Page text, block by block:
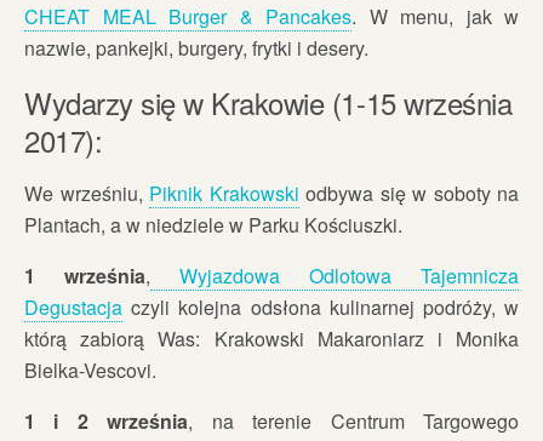
CHEAT MEAL Burger & Pancakes. W menu, jak w
nazwie, pankejki, burgery, frytki i desery.
Wydarzy się w Krakowie (1-15 września
2017):
We wrześniu, Piknik Krakowski odbywa się w soboty na
Plantach, a w niedziele w Parku Kościuszki.
1 września, Wyjazdowa Odlotowa Tajemnicza
Degustacja czyli kolejna odsłona kulinarnej podróży, w
którą zabiorą Was: Krakowski Makaroniarz i Monika
Bielka-Vescovi.
1 i 2 września, na terenie Centrum Targowego